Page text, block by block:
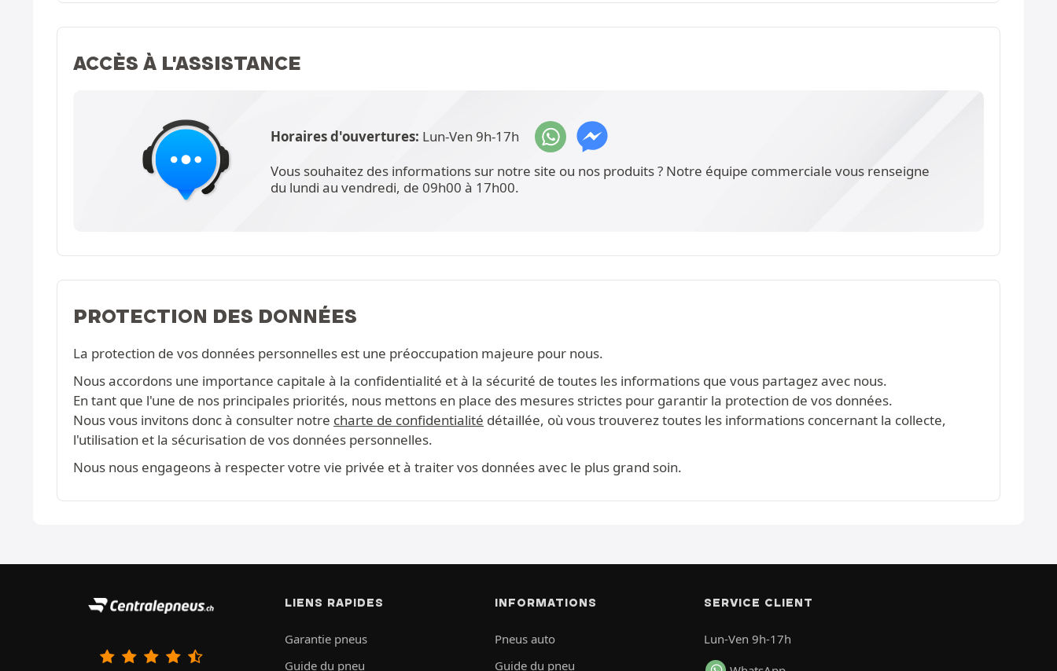
ACCÈS À L'ASSISTANCE
Horaires d'ouvertures: Lun-Ven 9h-17h
Vous souhaitez des informations sur notre site ou nos produits ? Notre équipe commerciale vous renseigne
du lundi au vendredi, de 09h00 à 17h00.
PROTECTION DES DONNÉES
La protection de vos données personnelles est une préoccupation majeure pour nous.
Nous accordons une importance capitale à la confidentialité et à la sécurité de toutes les informations que vous partagez avec nous.
En tant que l'une de nos principales priorités, nous mettons en place des mesures strictes pour garantir la protection de vos données.
Nous vous invitons donc à consulter notre charte de confidentialité détaillée, où vous trouverez toutes les informations concernant la collecte,
l'utilisation et la sécurisation de vos données personnelles.
Nous nous engageons à respecter votre vie privée et à traiter vos données avec le plus grand soin.
LIENS RAPIDES
Garantie pneus
Guide du pneu
INFORMATIONS
Pneus auto
Guide du pneu
SERVICE CLIENT
Lun-Ven 9h-17h